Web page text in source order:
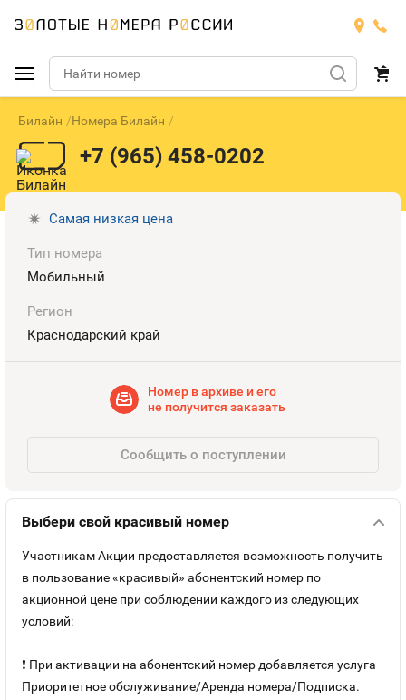
Подобрать номер
МТС
МТС
Номера
Билайн
БИЛАЙН
Номера
Мегафон
МЕГАФОН
Тарифы
Йота
Устройства
Билайн Номера Билайн
+7 (965) 458-0202
Самая низкая цена
Тип номера
Мобильный
Регион
Краснодарский край
Номер в архиве и его
не получится заказать
Сообщить о поступлении
Выбери свой красивый номер
Участникам Акции предоставляется возможность получить
в пользование «красивый» абонентский номер по
акционной цене при соблюдении каждого из следующих
условий:
❗ При активации на абонентский номер добавляется услуга
Приоритетное обслуживание/Аренда номера/Подписка.